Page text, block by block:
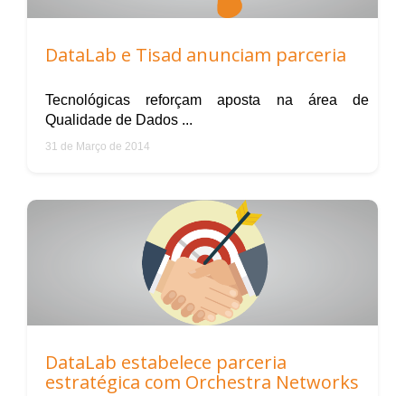
DataLab e Tisad anunciam parceria
Tecnológicas reforçam aposta na área de
Qualidade de Dados ...
31 de Março de 2014
DataLab estabelece parceria
estratégica com Orchestra Networks